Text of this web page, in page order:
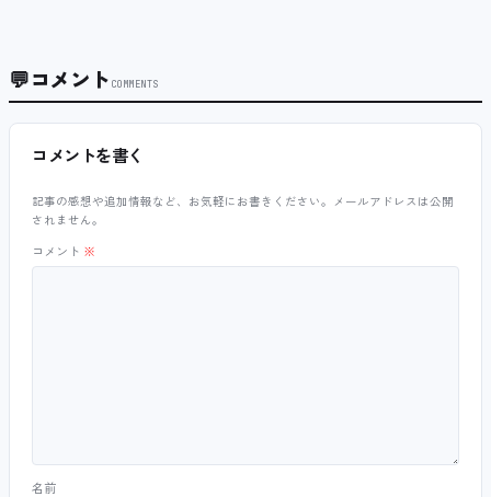
💬コメント COMMENTS
コメントを書く
記事の感想や追加情報など、お気軽にお書きください。メールアドレスは公開
されません。
コメント ※
名前